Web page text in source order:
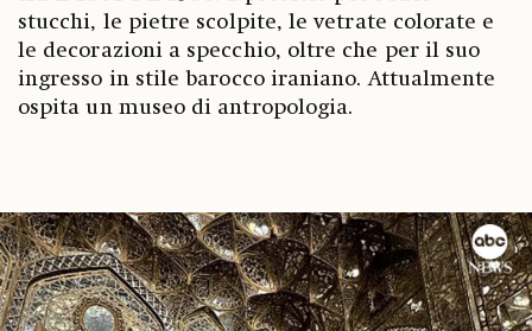
stucchi, le pietre scolpite, le vetrate colorate e
le decorazioni a specchio, oltre che per il suo
ingresso in stile barocco iraniano. Attualmente
ospita un museo di antropologia.